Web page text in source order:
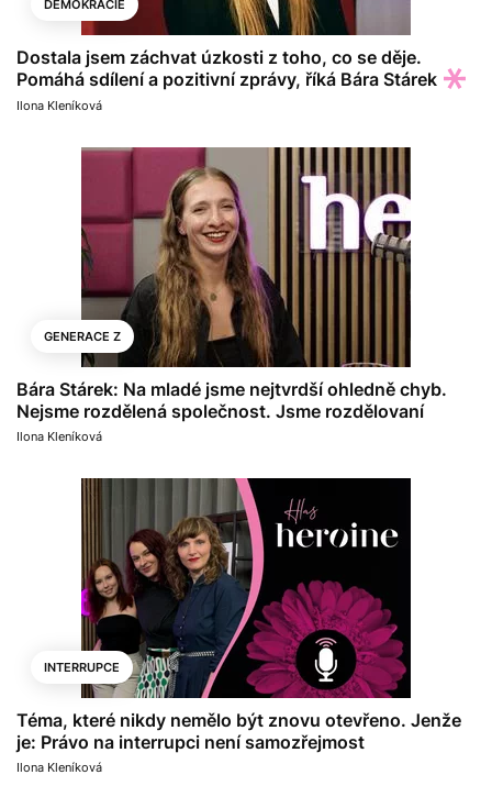
DEMOKRACIE
Dostala jsem záchvat úzkosti z toho, co se děje.
Pomáhá sdílení a pozitivní zprávy, říká Bára Stárek
Ilona Kleníková
GENERACE Z
Bára Stárek: Na mladé jsme nejtvrdší ohledně chyb.
Nejsme rozdělená společnost. Jsme rozdělovaní
Ilona Kleníková
INTERRUPCE
Téma, které nikdy nemělo být znovu otevřeno. Jenže
je: Právo na interrupci není samozřejmost
Ilona Kleníková